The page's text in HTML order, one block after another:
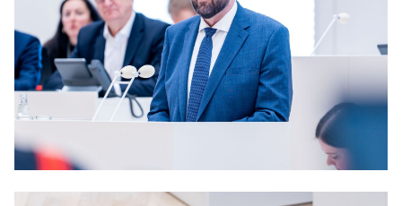
MEIN BÜRGERBÜRO
MEIN WAHLKREIS
ZIELE
Redebeiträge